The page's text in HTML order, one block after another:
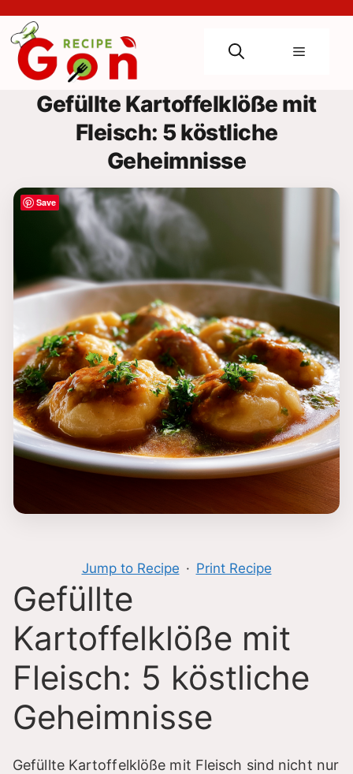
content
Menu
Gefüllte Kartoffelklöße mit
Fleisch: 5 köstliche
Geheimnisse
Jump to Recipe · Print Recipe
Gefüllte
Kartoffelklöße mit
Fleisch: 5 köstliche
Geheimnisse
Gefüllte Kartoffelklöße mit Fleisch sind nicht nur
Save